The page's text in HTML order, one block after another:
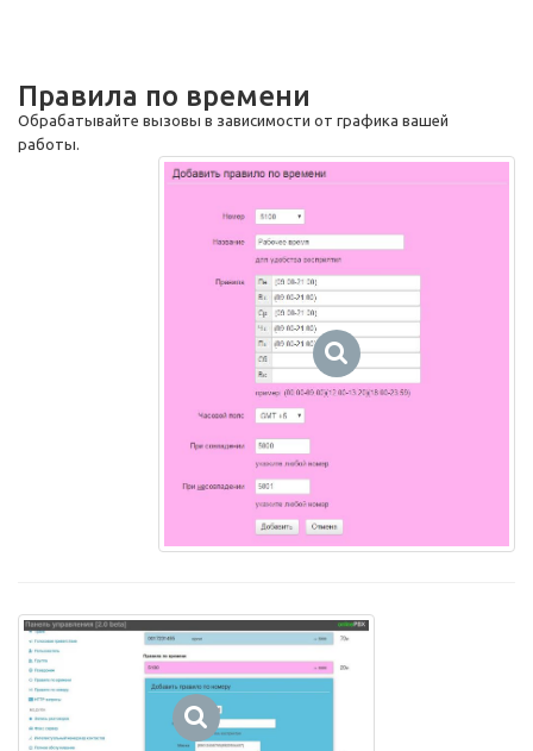
Правила по времени
Обрабатывайте вызовы в зависимости от графика вашей
работы.